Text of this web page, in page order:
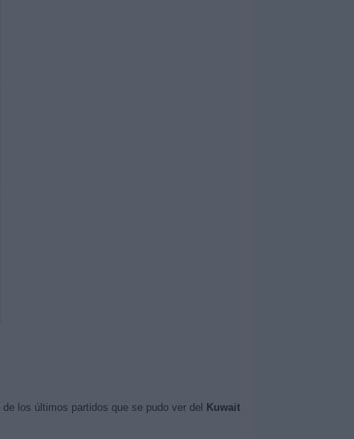
de los últimos partidos que se pudo ver del
Kuwait